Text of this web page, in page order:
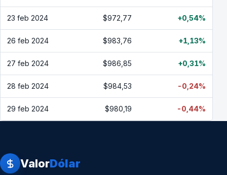
23 feb 2024 $972,77 +0,54%
26 feb 2024 $983,76 +1,13%
27 feb 2024 $986,85 +0,31%
28 feb 2024 $984,53 -0,24%
29 feb 2024 $980,19 -0,44%
ValorDólar